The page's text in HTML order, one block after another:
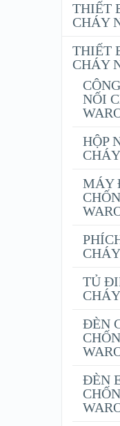
THIẾT
CHÁY
THIẾT
CHÁY
NỐI
HỘP
MÁY
TỦ
ĐÈN
ĐÈN